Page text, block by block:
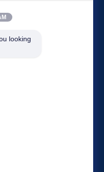
etmek Alıntı
looking